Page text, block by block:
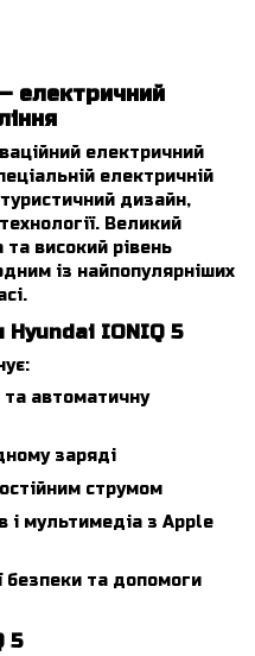
електричний
електричний
електричній
дизайн,
Великий
високий рівень
із найпопулярніших
Hyundai IONIQ 5
автоматичну
заряді
струмом
і мультимедіа з Apple
безпеки та допомоги
5